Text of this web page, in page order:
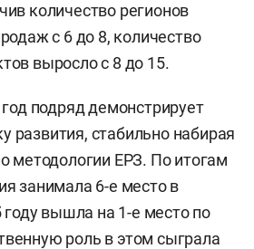
количество регионов
с 6 до 8, количество
выросло с 8 до 15.
подряд демонстрирует
развития, стабильно набирая
методологии ЕРЗ. По итогам
занимала 6-е место в
году вышла на 1-е место по
роль в этом сыграла